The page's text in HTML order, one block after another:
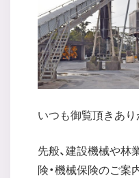
いつも御覧頂きあり
先般、建設機械や
険・機械保険のご案